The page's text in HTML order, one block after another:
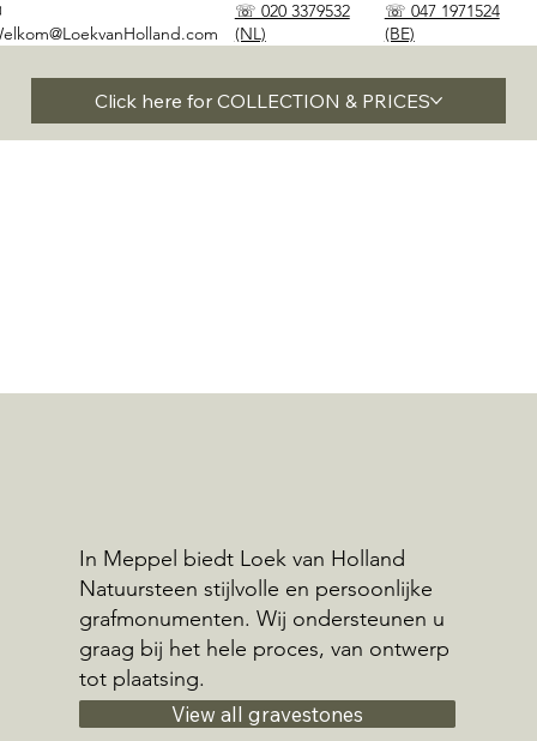
Click here for COLLECTION & PRICES
☏ 020 3379532
(NL)
☏ 047 1971524
(BE)
In Meppel biedt Loek van Holland
Natuursteen stijlvolle en persoonlijke
grafmonumenten. Wij ondersteunen u
graag bij het hele proces, van ontwerp
tot plaatsing.
View all gravestones